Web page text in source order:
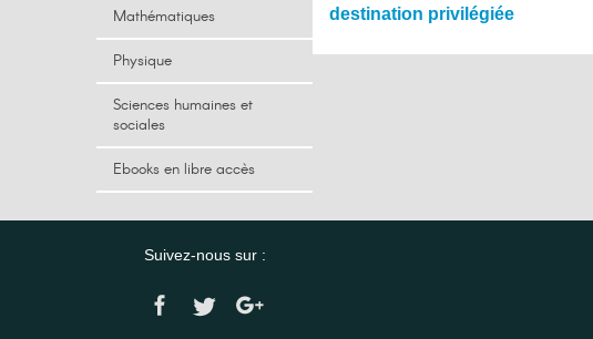
Mathématiques
Physique
Sciences humaines et
sociales
Ebooks en libre accès
destination privilégiée
Suivez-nous sur :